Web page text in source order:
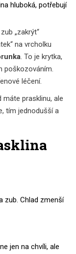
hluboká, potřebují
„zakrýt“
na vrcholku
. To je krytka,
poškozováním.
léčení.
máte prasklinu, ale
tím jednodušší a
zub. Chlad zmenší
jen na chvíli, ale